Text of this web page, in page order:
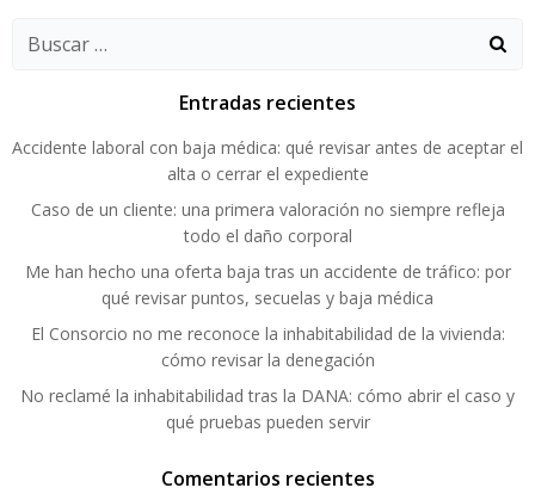
Buscar:
Entradas recientes
Accidente laboral con baja médica: qué revisar antes de aceptar el
alta o cerrar el expediente
Caso de un cliente: una primera valoración no siempre refleja
todo el daño corporal
Me han hecho una oferta baja tras un accidente de tráfico: por
qué revisar puntos, secuelas y baja médica
El Consorcio no me reconoce la inhabitabilidad de la vivienda:
cómo revisar la denegación
No reclamé la inhabitabilidad tras la DANA: cómo abrir el caso y
qué pruebas pueden servir
Comentarios recientes